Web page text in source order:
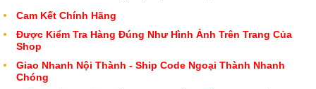
Cam Kết Chính Hãng
Được Kiểm Tra Hàng Đúng Như Hình Ảnh Trên Trang Của
Shop
Giao Nhanh Nội Thành - Ship Code Ngoại Thành Nhanh
Chóng